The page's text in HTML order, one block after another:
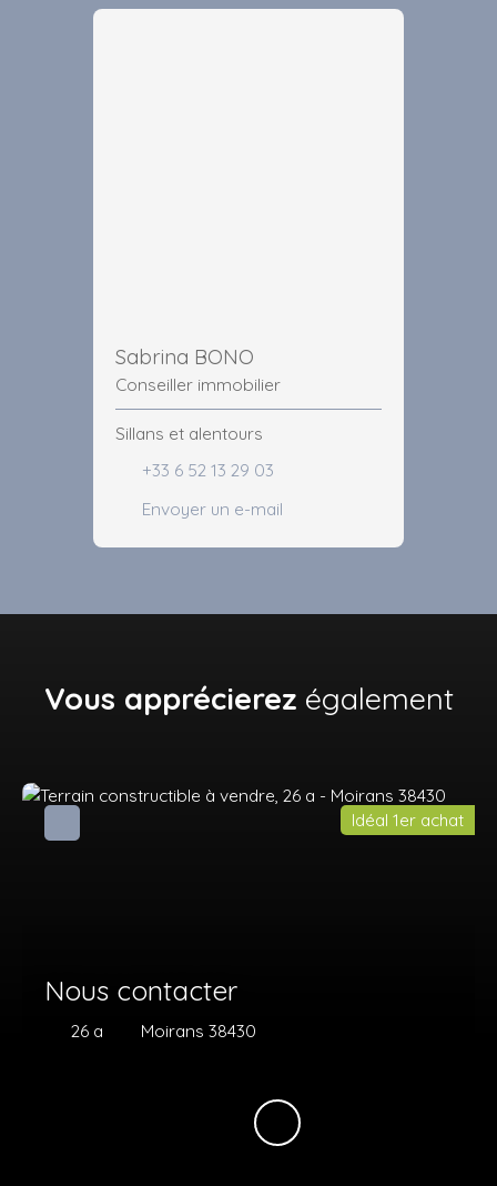
Sabrina BONO
Conseiller immobilier
Sillans et alentours
+33 6 52 13 29 03
Envoyer un e-mail
Vous apprécierez également
Nous contacter
26 a Moirans 38430
Idéal 1er achat